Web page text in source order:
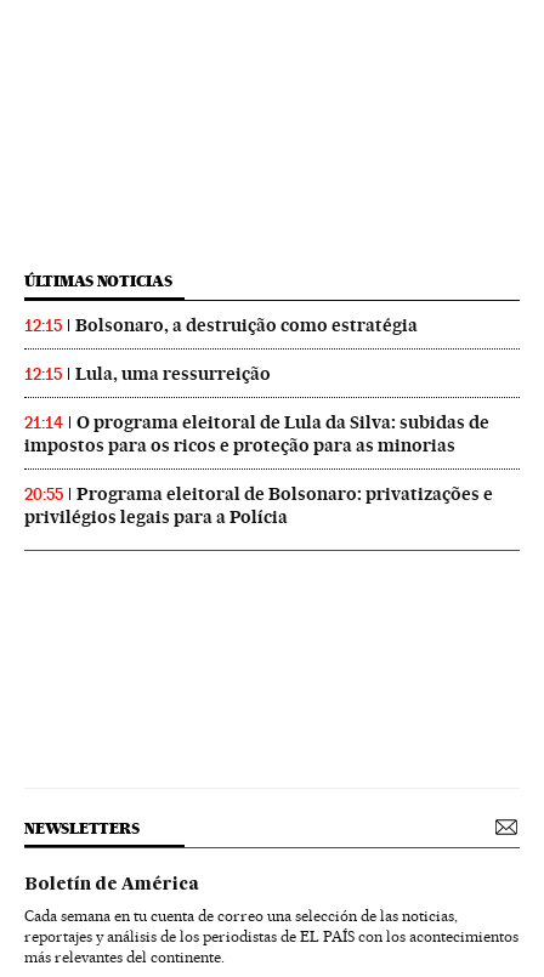
ÚLTIMAS NOTICIAS
12:15 Bolsonaro, a destruição como estratégia
12:15 Lula, uma ressurreição
21:14
O programa eleitoral de Lula da Silva: subidas de
impostos para os ricos e proteção para as minorias
20:55
Programa eleitoral de Bolsonaro: privatizações e
privilégios legais para a Polícia
NEWSLETTERS
Boletín de América
Cada semana en tu cuenta de correo una selección de las noticias,
reportajes y análisis de los periodistas de EL PAÍS con los acontecimientos
más relevantes del continente.